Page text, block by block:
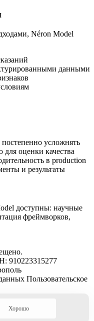
Néron Model
данными
усложнять
оценки качества
в production
и результаты
доступны: научные
фреймворков,
910223315277
Пользовательское
Хорошо